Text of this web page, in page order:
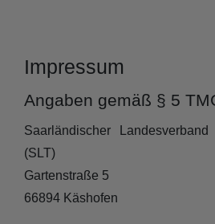
Impressum
Angaben gemäß § 5
Saarländischer
(SLT)
Gartenstraße 5
66894 Käshofen